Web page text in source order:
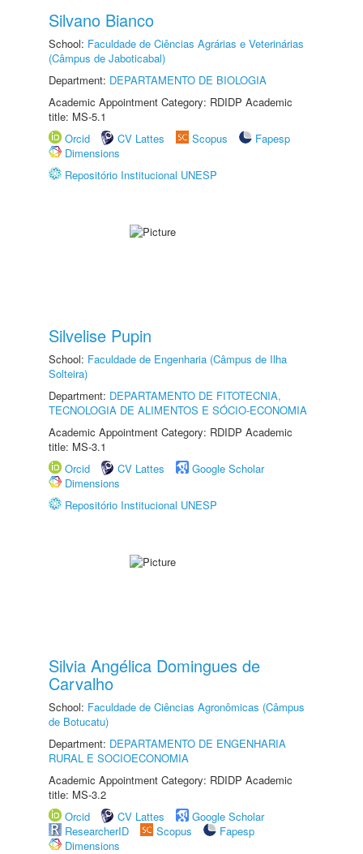
Silvano Bianco
School: Faculdade de Ciências Agrárias e Veterinárias
(Câmpus de Jaboticabal)
Department: DEPARTAMENTO DE BIOLOGIA
Academic Appointment Category: RDIDP Academic
title: MS-5.1
Orcid
CV Lattes Scopus
Fapesp
Dimensions
Repositório Institucional UNESP
Silvelise Pupin
School: Faculdade de Engenharia (Câmpus de Ilha
Solteira)
Department: DEPARTAMENTO DE FITOTECNIA,
TECNOLOGIA DE ALIMENTOS E SÓCIO-ECONOMIA
Academic Appointment Category: RDIDP Academic
title: MS-3.1
Orcid
CV Lattes
Google Scholar
Dimensions
Repositório Institucional UNESP
Silvia Angélica Domingues de
Carvalho
School: Faculdade de Ciências Agronômicas (Câmpus
de Botucatu)
Department: DEPARTAMENTO DE ENGENHARIA
RURAL E SOCIOECONOMIA
Academic Appointment Category: RDIDP Academic
title: MS-3.2
Orcid
CV Lattes
Google Scholar
ResearcherID
Scopus
Fapesp
Dimensions